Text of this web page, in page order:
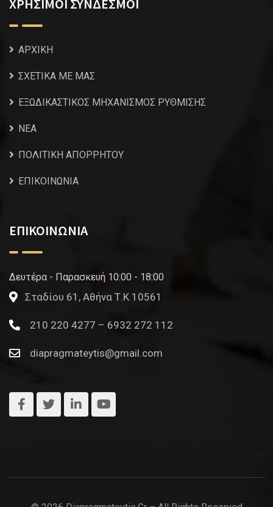
ΧΡΗΣΙΜΟΙ ΣΥΝΔΕΣΜΟΙ
ΑΡΧΙΚΗ
ΣΧΕΤΙΚΑ ΜΕ ΜΑΣ
ΕΞΩΔΙΚΑΣΤΙΚΟΣ ΜΗΧΑΝΙΣΜΟΣ ΡΥΘΜΙΣΗΣ
NEA
ΠΟΛΙΤΙΚΗ ΑΠΟΡΡΗΤΟΥ
ΕΠΙΚΟΙΝΩΝΙΑ
ΕΠΙΚΟΙΝΩΝΙΑ
Δευτέρα - Παρασκευή 10:00 - 18:00
Σταδίου 61, Αθήνα Τ.Κ 10561
210 220 4277 – 6932 272 112
diapragmateytis@gmail.com